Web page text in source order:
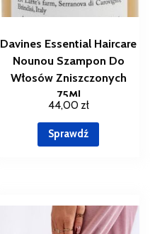
Davines Essential Haircare
Nounou Szampon Do
Włosów Zniszczonych
75Ml
44,00 zł
Sprawdź